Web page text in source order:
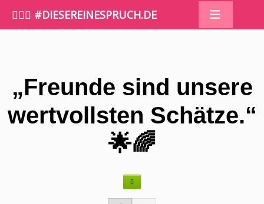
🤷🏼‍♀️ #DIESEREINESPRUCH.DE
„Freunde sind unsere
wertvollsten Schätze.“
🌟🌈